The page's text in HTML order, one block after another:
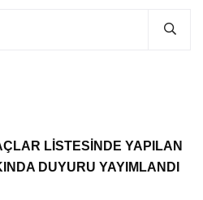
LİSTESİNDE YAPILAN
DUYURU YAYIMLANDI